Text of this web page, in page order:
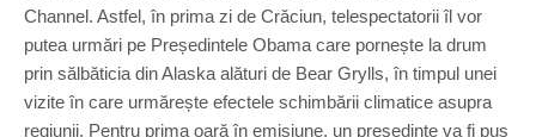
Channel. Astfel, în prima zi de Crăciun, telespectatorii îl vor
putea urmări pe Președintele Obama care pornește la drum
prin sălbăticia din Alaska alături de Bear Grylls, în timpul unei
vizite în care urmărește efectele schimbării climatice asupra
regiunii. Pentru prima oară în emisiune, un președinte va fi pus